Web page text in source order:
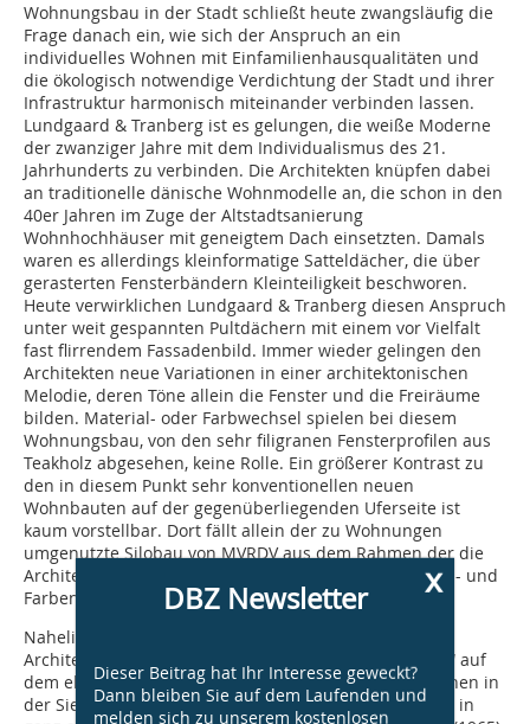
Wohnungsbau in der Stadt schließt heute zwangsläufig die
Frage danach ein, wie sich der Anspruch an ein
individuelles Wohnen mit Einfamilienhausqualitäten und
die ökologisch notwendige Verdichtung der Stadt und ihrer
Infrastruktur harmonisch miteinander verbinden lassen.
Lundgaard & Tranberg ist es gelungen, die weiße Moderne
der zwanziger Jahre mit dem Individualismus des 21.
Jahrhunderts zu verbinden. Die Architekten knüpfen dabei
an traditionelle dänische Wohn­modelle an, die schon in den
40er Jahren im Zuge der Altstadtsanierung
Wohnhochhäuser mit geneigtem Dach einsetzten. Damals
waren es allerdings kleinformatige Satteldächer, die über
gerasterten Fensterbändern Kleinteiligkeit beschworen.
Heute verwirklichen Lundgaard & Tranberg diesen Anspruch
unter weit gespannten Pultdächern mit einem vor Vielfalt
fast flirrendem Fassadenbild. Immer wieder gelingen den
Architekten neue Variationen in einer architektonischen
Melodie, deren Töne allein die Fenster und die Freiräume
bilden. Material- oder Farbwechsel spielen bei diesem
Wohnungsbau, von den sehr filigranen Fensterprofilen aus
Teakholz abgesehen, keine Rolle. Ein größerer Kontrast zu
den in diesem Punkt sehr konventionellen neuen
Wohnbauten auf der gegenüber­liegenden Uferseite ist
kaum vorstellbar. Dort fällt allein der zu Wohnungen
umgenutzte Silobau von MVRDV aus dem Rahmen der die
Architektur heute viel zu sehr bestimmen­den Material- und
Farbenvielfalt.
Naheliegende historische Anknüpfungspunkte für die
Architektursprache der 236 „Harbour Isle Apartments“ auf
dem ehemaligen Industriegelände finden sich zum einen in
der Siedlung Bellavista (1935) von Arne Jacobsen, aber in
x
DBZ Newsletter
Dieser Beitrag hat Ihr Interesse geweckt?
Dann bleiben Sie auf dem Laufenden und
melden sich zu unserem kostenlosen